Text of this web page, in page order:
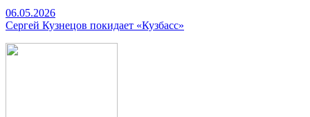
06.05.2026
Сергей Кузнецов покидает «Кузбасс»